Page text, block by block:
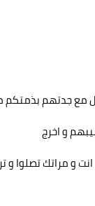
مع جدتهم
و اخرج
و مراتك تصلوا و